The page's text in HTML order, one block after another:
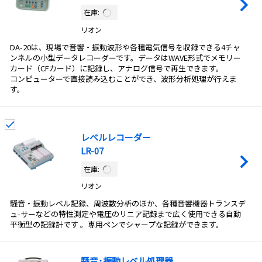
在庫:
リオン
DA-20は、現場で音響・振動波形や各種電気信号を収録できる4チャ
ンネルの小型データレコーダーです。データはWAVE形式でメモリー
カード（CFカード）に記録し、アナログ信号で再生できます。
コンピューターで直接読み込むことができ、波形分析処理が行えま
す。
レベルレコーダー
LR-07
在庫:
リオン
騒音・振動レベル記録、周波数分析のほか、各種音響機器トランスデ
ュ-サーなどの特性測定や電圧のリニア記録まで広く使用できる自動
平衡型の記録計です 。専用ペンでシャープな記録ができます。